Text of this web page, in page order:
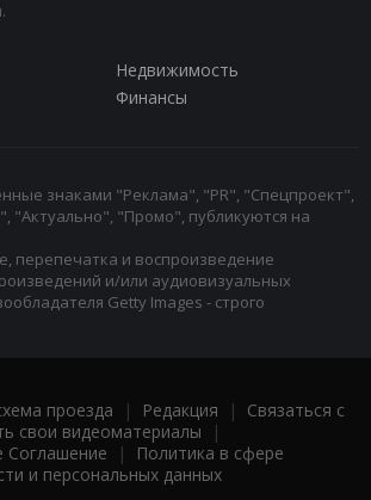
Недвижимость
Финансы
знаками "Реклама", "PR", "Спецпроект",
"Актуально", "Промо", публикуются на
перепечатка и воспроизведение
и/или аудиовизуальных
Getty Images - строго
проезда | Редакция | Связаться с
свои видеоматериалы |
Соглашение |
Политика в сфере
и персональных данных